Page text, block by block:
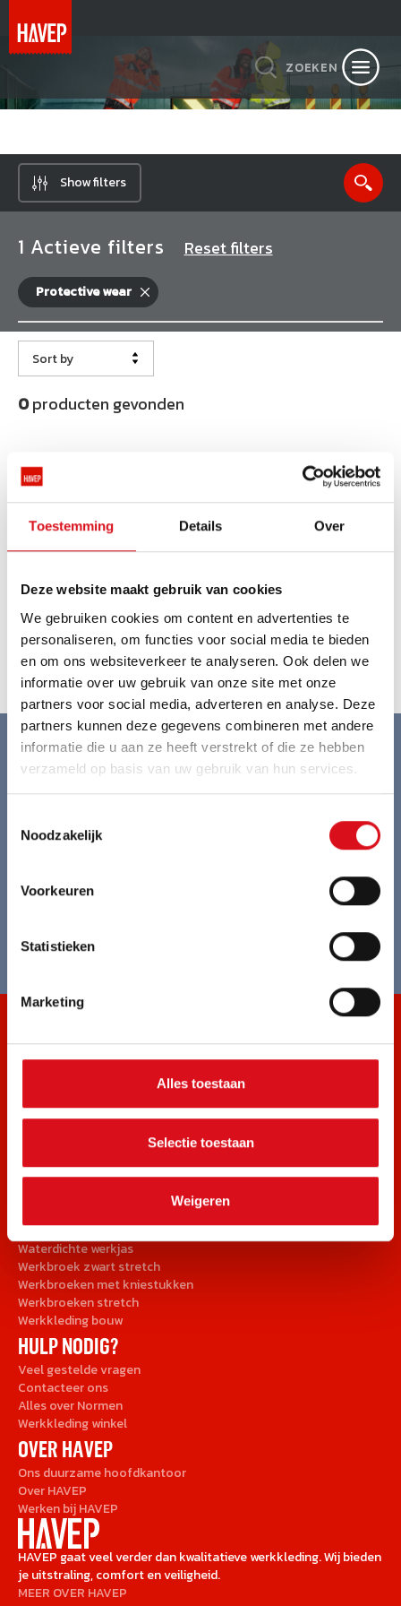
Toestemming Details Over
Deze website maakt gebruik van cookies
We gebruiken cookies om content en advertenties te
personaliseren, om functies voor social media te bieden
en om ons websiteverkeer te analyseren. Ook delen we
informatie over uw gebruik van onze site met onze
partners voor social media, adverteren en analyse. Deze
partners kunnen deze gegevens combineren met andere
informatie die u aan ze heeft verstrekt of die ze hebben
verzameld op basis van uw gebruik van hun services.
Noodzakelijk
Voorkeuren
Statistieken
Marketing
Alles toestaan
Selectie toestaan
Weigeren
ZOEKEN
Show filters
1 Actieve filters Reset filters
Protective wear
0producten gevonden
Sort by
Betrouwbaar en flexibel in levertijden
Ondersteuning bij risico-inventarisatie
Alle kleding aanpasbaar in lengte en breedte
Individueel opmeten voor perfecte pasvorm
HAVEP gaat veel verder dan kwalitatieve werkkleding. Wij bieden
je uitstraling, comfort en veiligheid.
MEER OVER HAVEP
ONZE PRODUCTEN
Bedrijfskleding recyclen
Brandvertragende kleding
Duurzame werkkleding
Laskleding
Veiligheidskleding
Waterdichte werkjas
Werkbroek zwart stretch
Werkbroeken met kniestukken
Werkbroeken stretch
Werkkleding bouw
HULP NODIG?
Veel gestelde vragen
Contacteer ons
Alles over Normen
Werkkleding winkel
OVER HAVEP
Ons duurzame hoofdkantoor
Over HAVEP
Werken bij HAVEP